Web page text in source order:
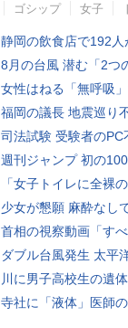
ゴシップ 女子
静岡の飲食店で192人
8月の台風 潜む「2つ
女性はねる「無呼吸
福岡の議長 地震巡り
司法試験 受験者のPC
週刊ジャンプ 初の
「女子トイレに全裸
少女が懇願 麻酔なし
首相の視察動画「すべ
ダブル台風発生 太平
川に男子高校生の遺
寺社に「液体」医師